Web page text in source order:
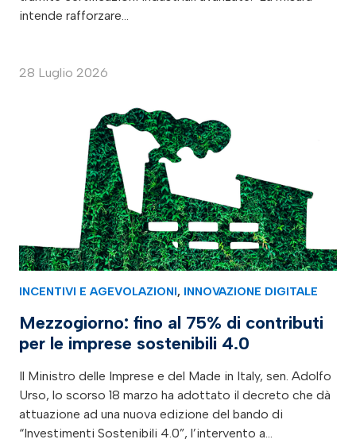
intende rafforzare…
28 Luglio 2026
INCENTIVI E AGEVOLAZIONI, INNOVAZIONE DIGITALE
Mezzogiorno: fino al 75% di contributi
per le imprese sostenibili 4.0
Il Ministro delle Imprese e del Made in Italy, sen. Adolfo
Urso, lo scorso 18 marzo ha adottato il decreto che dà
attuazione ad una nuova edizione del bando di
“Investimenti Sostenibili 4.0”, l’intervento a…